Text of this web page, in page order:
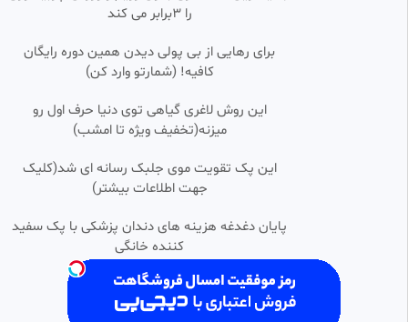
خلاصه بازی فوتبال استقلال النصر
فیلم انیمیشن کارتون
2.75k بازدید • 1 سال پیش
0:13:57
خلاصه بازی بنیامین فرجی مقابل
لین شی دونگ | شگفتی سازی
بنیامین فرجی | تنیس روی میز
1.30k بازدید 9 ماه پیش
0:10:05
d1400
31 بازدید 5 ماه پیش
را 3برابر می کند
برای رهایی از بی پولی دیدن همین دوره رایگان
کافیه! (شمارتو وارد کن)
این روش لاغری گیاهی توی دنیا حرف اول رو
میزنه(تخفیف ویژه تا امشب)
این پک تقویت موی جلبک رسانه ای شد(کلیک
جهت اطلاعات بیشتر)
پایان دغدغه هزینه های دندان پزشکی با پک سفید
کننده خانگی